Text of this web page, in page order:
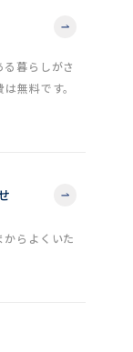
暮らしがさ
無料です。
らよくいた